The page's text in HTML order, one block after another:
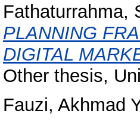
Fathaturrahma,
PLANNING
DIGITAL
Other thesis,
Fauzi, Akhmad